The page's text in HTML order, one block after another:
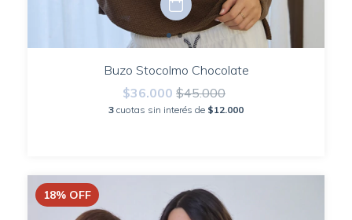
Buzo Stocolmo Chocolate
$36.000 $45.000
3 cuotas sin interés de $12.000
18% OFF